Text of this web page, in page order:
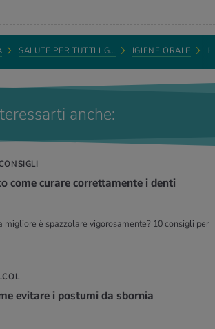
SALUTE PER TUTTI I G… IGIENE ORALE
anche:
come curare correttamente i denti
migliore è spazzolare vigorosamente? 10 consigli per
evitare i postumi da sbornia